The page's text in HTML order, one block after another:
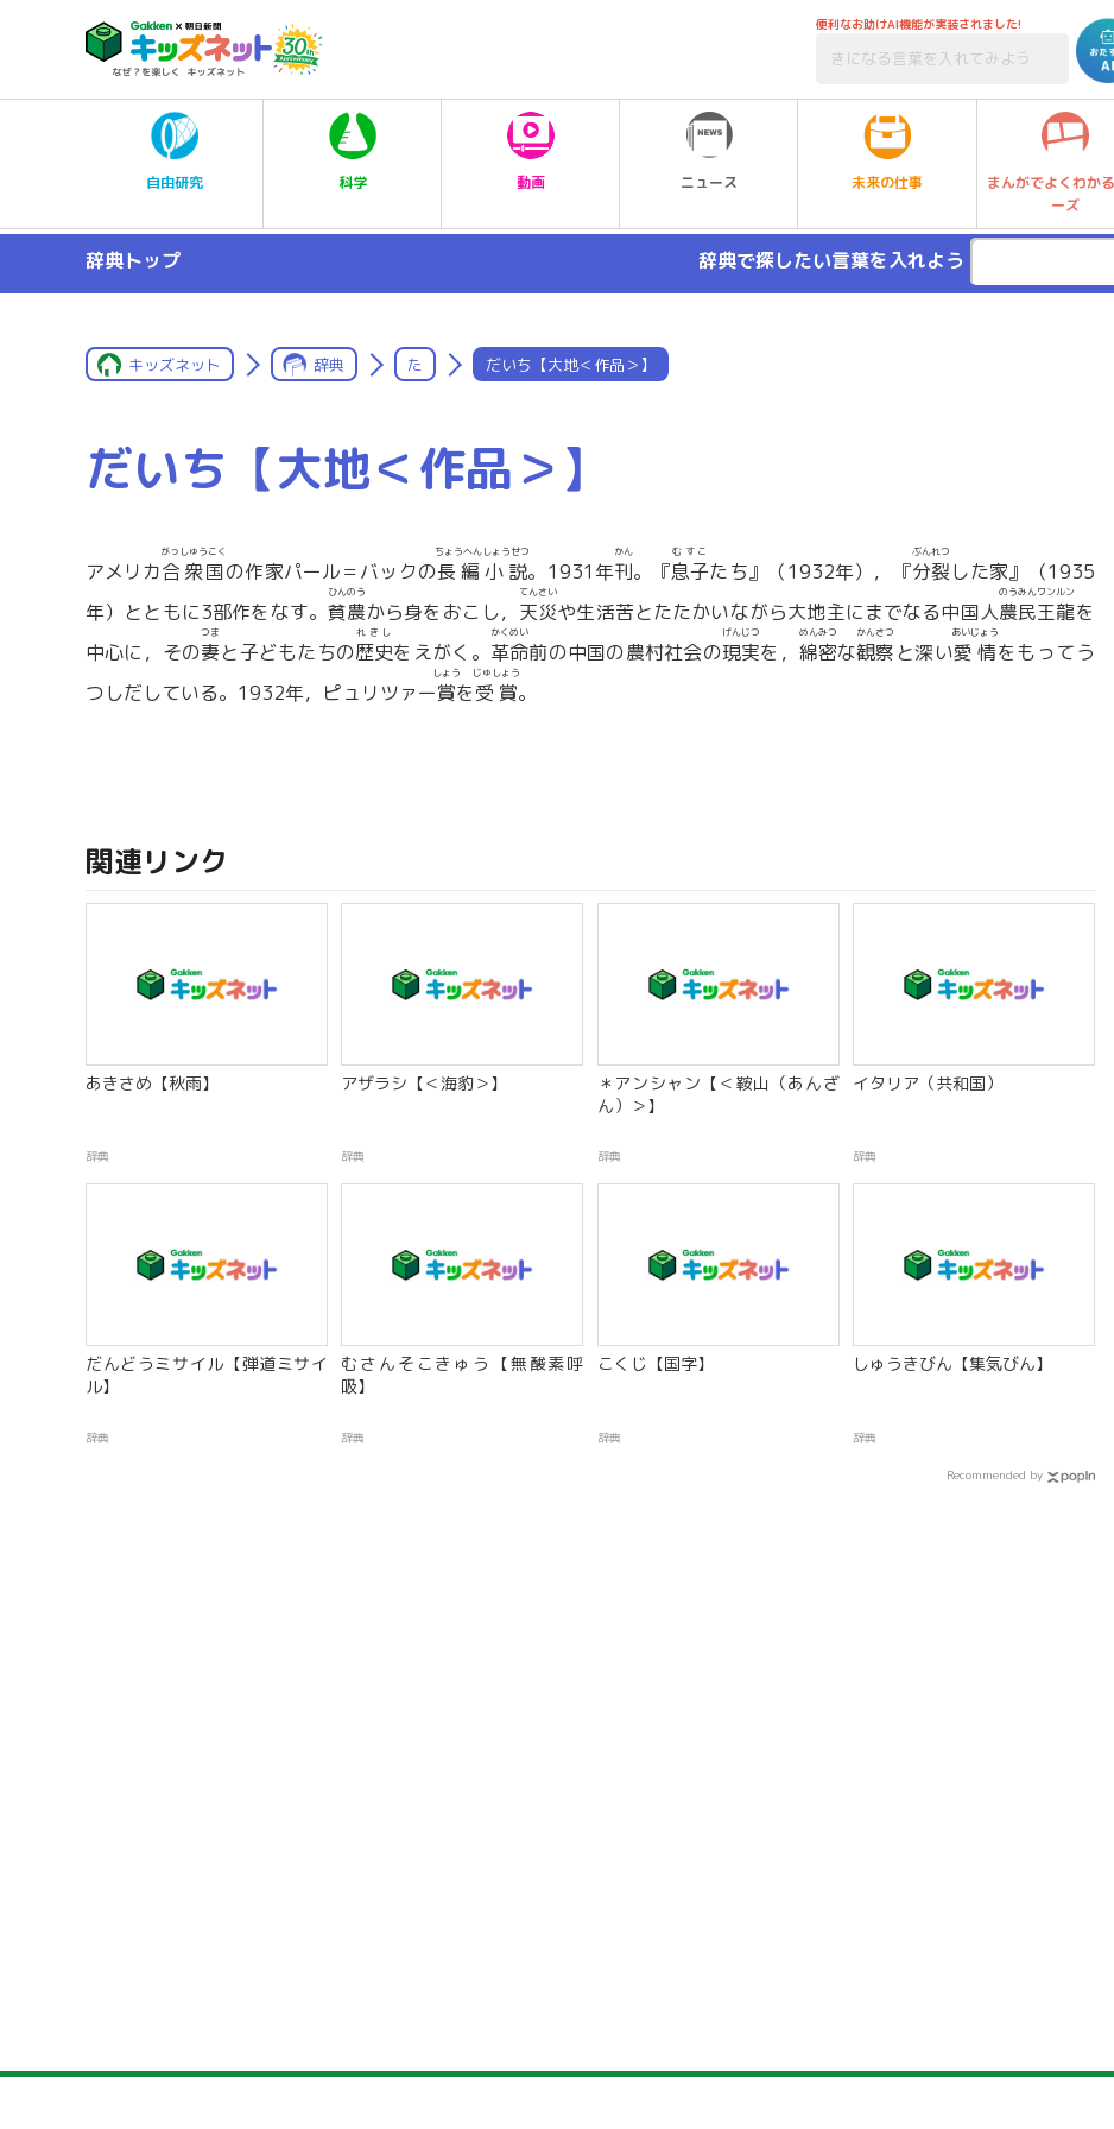
便利なお助けAI機能が実装されました!
自由研究 科学 動画 ニュース 未来の仕事
まんがでよくわか
ーズ
辞典トップ 辞典で探したい言葉を入れよう
キッズネット 辞典 た だいち【大地＜作品＞】
だいち【大地＜作品＞】
アメリカ合衆国
がっしゅうこく
の作家パール＝バックの長編小説
ちょうへんしょうせつ
。1931年刊
かん
。『息子
むすこ
たち』（1932年），『分裂
ぶんれつ
した家』（1935
年）とともに3部作をなす。 貧農
ひんのう
から身をおこし， 天災
てんさい
や生活苦とたたかいながら大地主にまでなる中国人農民王龍
のうみんワンルン
を
中心に，その妻
つま
と子どもたちの歴史
れきし
をえがく。 革命
かくめい
前の中国の農村社会の現実
げんじつ
を， 綿密
めんみつ
な観察
かんさつ
と深い愛情
あいじょう
をもってう
つしだしている。1932年，ピュリツァー賞
しょう
を受賞
じゅしょう
。
関連リンク
あきさめ【秋雨】
辞典
アザラシ【＜海豹＞】
辞典
＊アンシャン【＜鞍山（あんざ
ん）＞】
辞典
イタリア（共和国）
辞典
だんどうミサイル【弾道ミサイ
ル】
辞典
むさんそこきゅう【無酸素呼
吸】
辞典
こくじ【国字】
辞典
しゅうきびん【集気びん】
辞典
Recommended by